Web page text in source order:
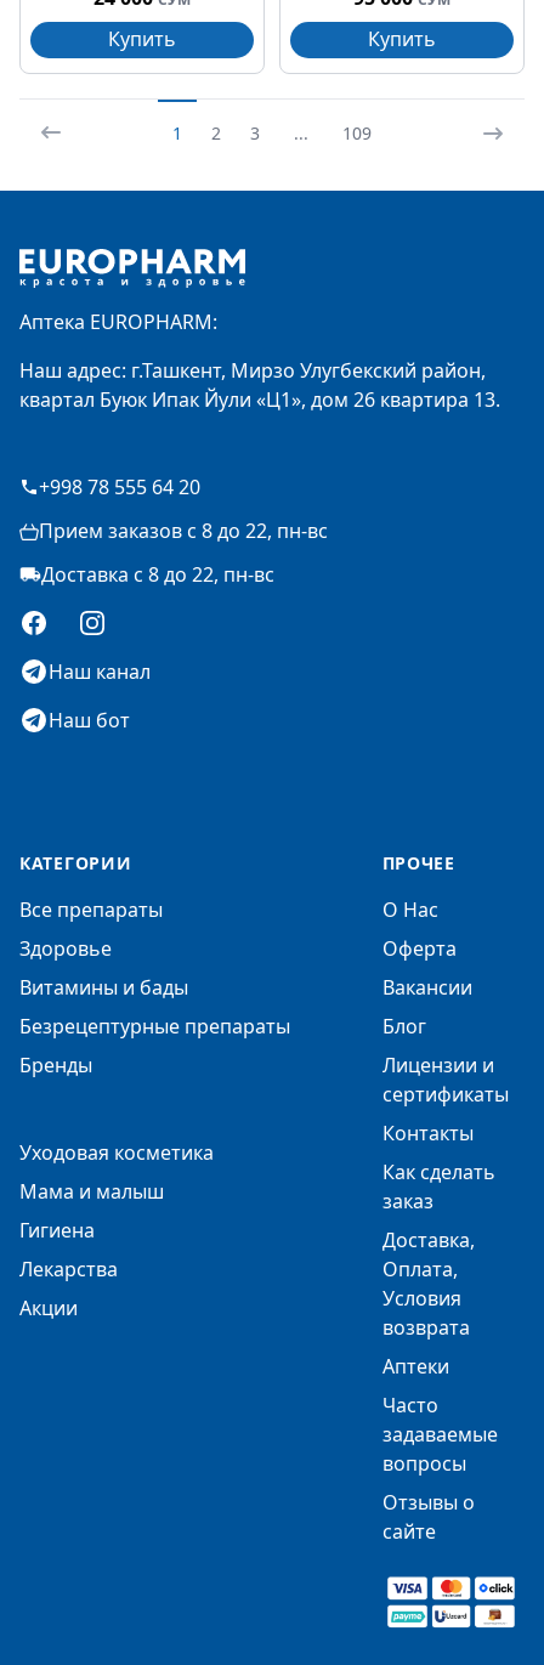
Купить Купить
1 2 3 ... 109
Аптека EUROPHARM:
Наш адрес: г.Ташкент, Мирзо Улугбекский район,
квартал Буюк Ипак Йули «Ц1», дом 26 квартира 13.
+998 78 555 64 20
Прием заказов с 8 до 22, пн-вс
Доставка с 8 до 22, пн-вс
FacebookInstagram
Наш канал
Наш бот
КАТЕГОРИИ
Все препараты
Здоровье
Витамины и бады
Безрецептурные препараты
Бренды
Уходовая косметика
Мама и малыш
Гигиена
Лекарства
Акции
ПРОЧЕЕ
О Нас
Оферта
Вакансии
Блог
Лицензии и
сертификаты
Контакты
Как сделать
заказ
Доставка,
Оплата,
Условия
возврата
Аптеки
Часто
задаваемые
вопросы
Отзывы о
сайте